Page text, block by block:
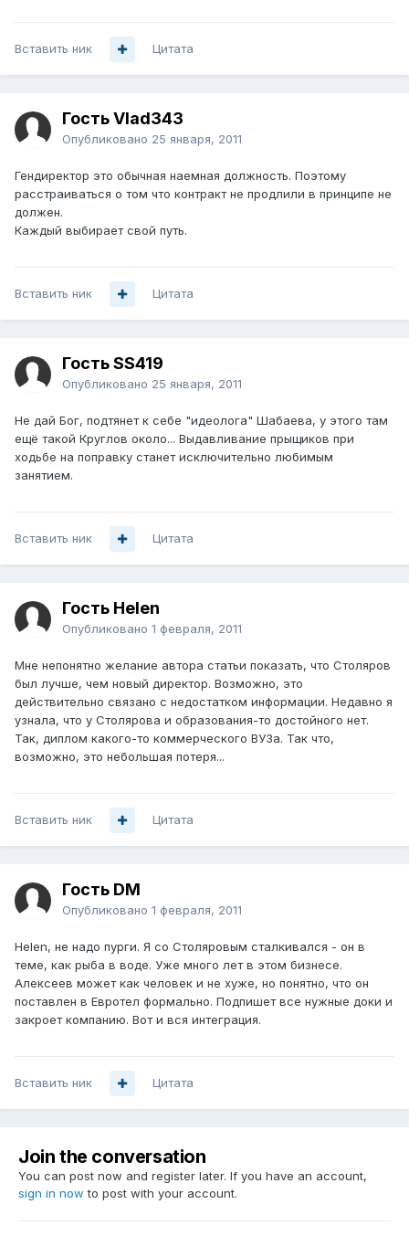
Вставить ник Цитата
Гость Vlad343
Опубликовано 25 января, 2011
Гендиректор это обычная наемная должность. Поэтому
расстраиваться о том что контракт не продлили в принципе не
должен.
Каждый выбирает свой путь.
Вставить ник Цитата
Гость SS419
Опубликовано 25 января, 2011
Не дай Бог, подтянет к себе "идеолога" Шабаева, у этого там
ещё такой Круглов около... Выдавливание прыщиков при
ходьбе на поправку станет исключительно любимым
занятием.
Вставить ник Цитата
Гость Helen
Опубликовано 1 февраля, 2011
Мне непонятно желание автора статьи показать, что Столяров
был лучше, чем новый директор. Возможно, это
действительно связано с недостатком информации. Недавно я
узнала, что у Столярова и образования-то достойного нет.
Так, диплом какого-то коммерческого ВУЗа. Так что,
возможно, это небольшая потеря...
Вставить ник Цитата
Гость DM
Опубликовано 1 февраля, 2011
Helen, не надо пурги. Я со Столяровым сталкивался - он в
теме, как рыба в воде. Уже много лет в этом бизнесе.
Алексеев может как человек и не хуже, но понятно, что он
поставлен в Евротел формально. Подпишет все нужные доки и
закроет компанию. Вот и вся интеграция.
Вставить ник Цитата
Join the conversation
You can post now and register later. If you have an account,
sign in now to post with your account.